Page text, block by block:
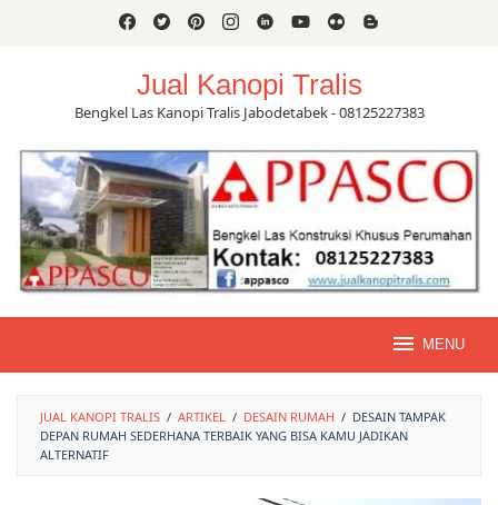
Jual Kanopi Tralis
Bengkel Las Kanopi Tralis Jabodetabek - 08125227383
MENU
JUAL KANOPI TRALIS / ARTIKEL / DESAIN RUMAH / DESAIN TAMPAK
DEPAN RUMAH SEDERHANA TERBAIK YANG BISA KAMU JADIKAN
ALTERNATIF